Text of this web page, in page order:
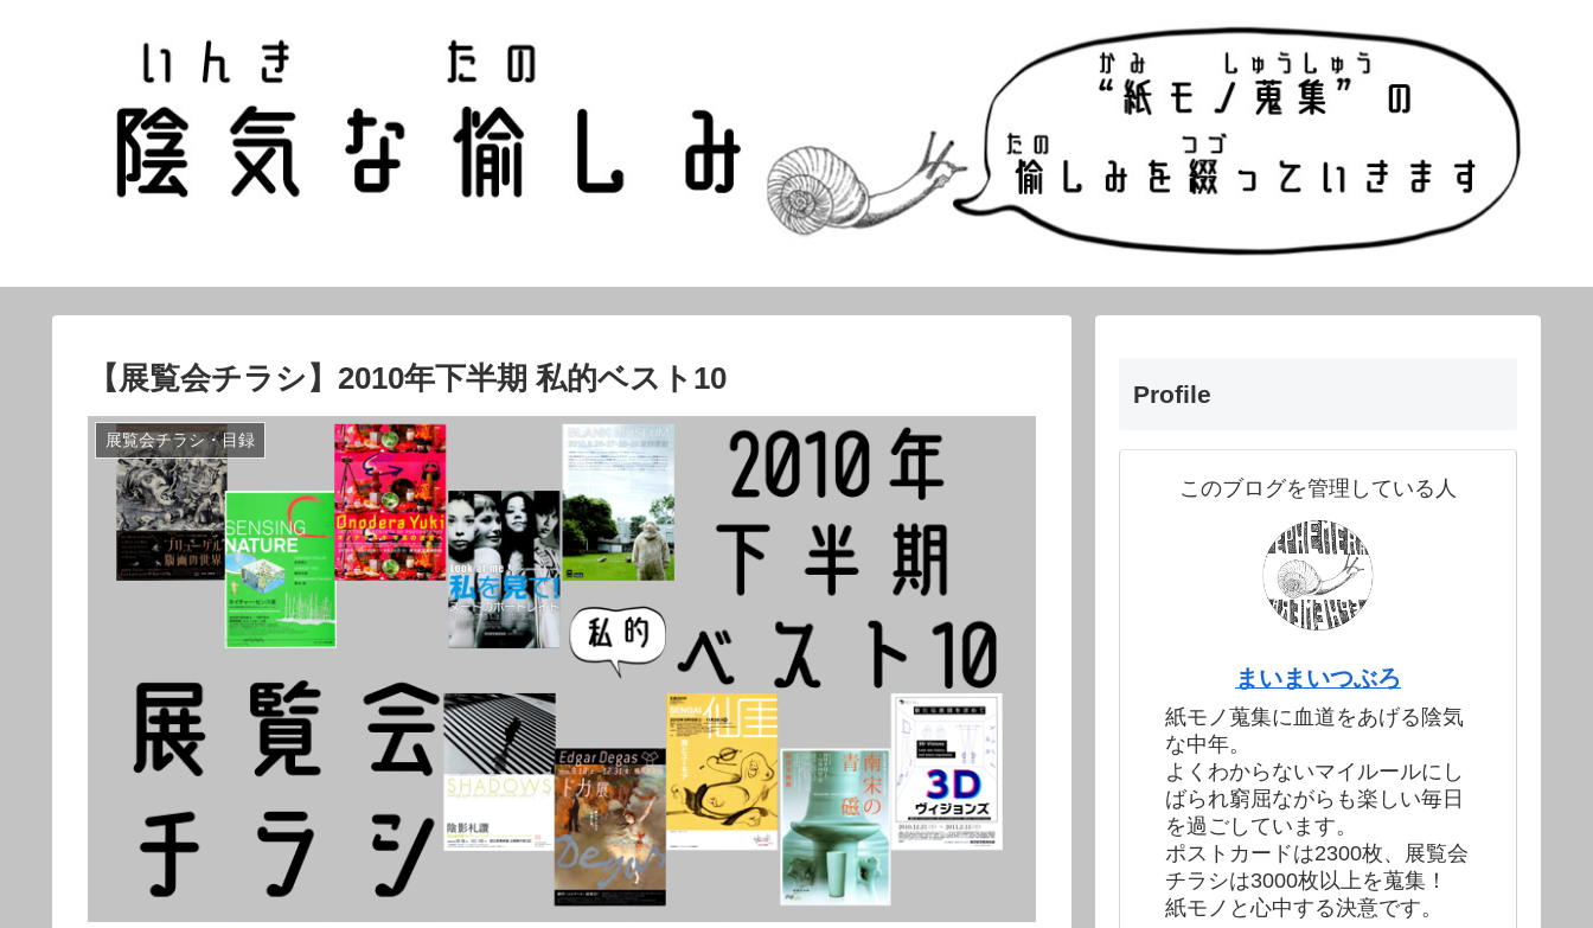
【展覧会チラシ】2010年下半期 私的ベスト10
展覧会チラシ・目録
Profile
このブログを管理している人
まいまいつぶろ
紙モノ蒐集に血道をあげる陰気
な中年。
よくわからないマイルールにし
ばられ窮屈ながらも楽しい毎日
を過ごしています。
ポストカードは2300枚、展覧会
チラシは3000枚以上を蒐集！
紙モノと心中する決意です。